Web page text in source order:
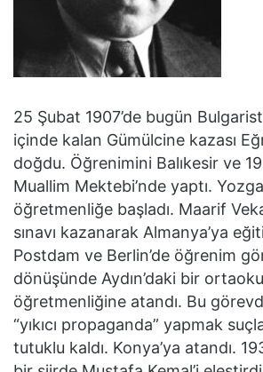
25 Şubat 1907’de bugün
içinde kalan Gümülcine kazası
doğdu. Öğrenimini Balıkesir ve
Muallim Mektebi’nde yaptı.
öğretmenliğe başladı. Maarif
sınavı kazanarak Almanya’ya
Postdam ve Berlin’de öğrenim
dönüşünde Aydın’daki bir
öğretmenliğine atandı. Bu
“yıkıcı propaganda” yapmak
tutuklu kaldı. Konya’ya atandı.